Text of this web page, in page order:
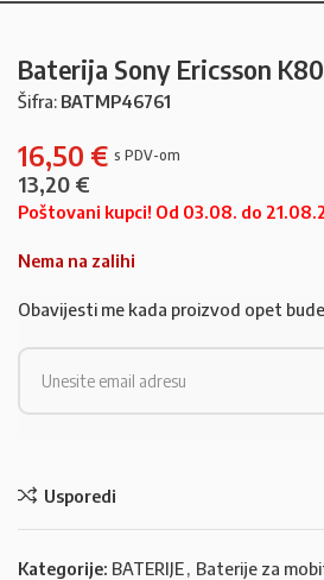
Baterija Sony Ericsson
Šifra: BATMP46761
16,50 €
13,20 €
Poštovani kupci! Od 03.08. do
Nema na zalihi
Obavijesti me kada proizvod opet
Usporedi
Kategorije: BATERIJE, Baterije za